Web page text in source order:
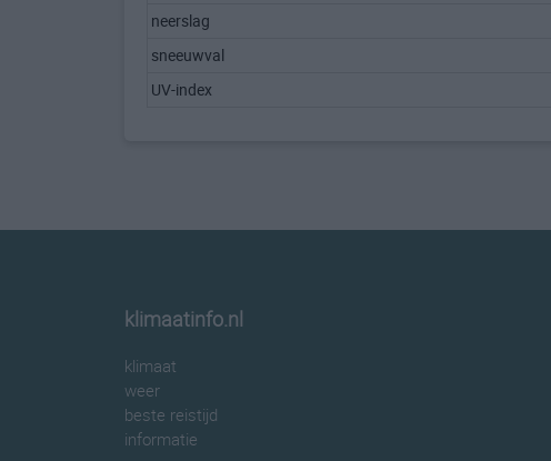
neerslag
sneeuwval
UV-index
klimaatinfo.nl
klimaat
weer
beste reistijd
informatie